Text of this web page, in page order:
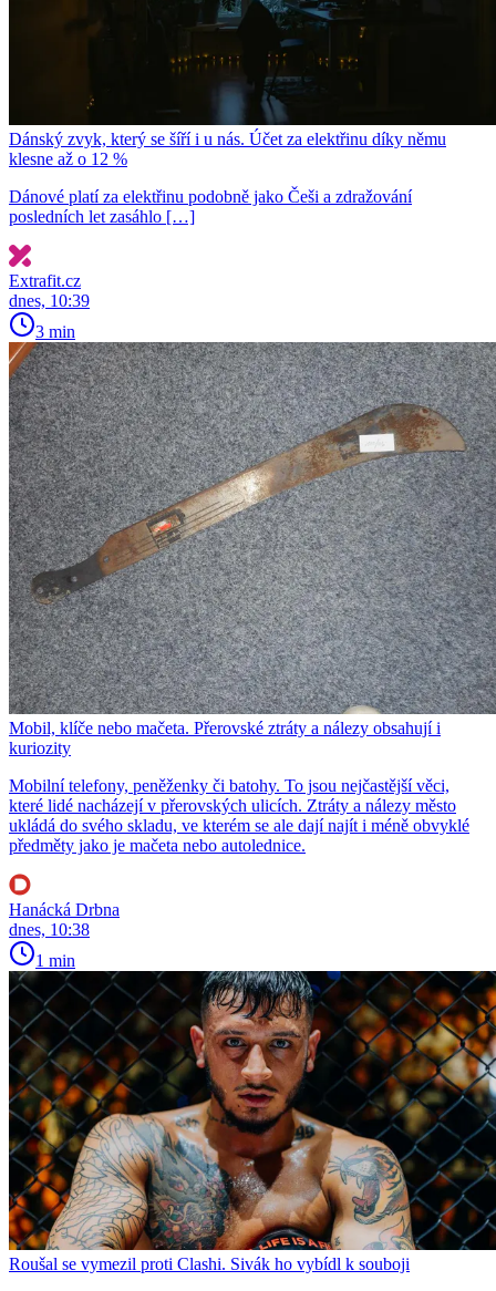
Dánský zvyk, který se šíří i u nás. Účet za elektřinu díky němu
klesne až o 12 %
Dánové platí za elektřinu podobně jako Češi a zdražování
posledních let zasáhlo […]
Extrafit.cz
dnes, 10:39
3 min
Mobil, klíče nebo mačeta. Přerovské ztráty a nálezy obsahují i
kuriozity
Mobilní telefony, peněženky či batohy. To jsou nejčastější věci,
které lidé nacházejí v přerovských ulicích. Ztráty a nálezy město
ukládá do svého skladu, ve kterém se ale dají najít i méně obvyklé
předměty jako je mačeta nebo autolednice.
Hanácká Drbna
dnes, 10:38
1 min
Roušal se vymezil proti Clashi. Sivák ho vybídl k souboji